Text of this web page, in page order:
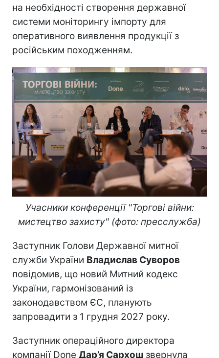
на необхідності створення державної
системи моніторингу імпорту для
оперативного виявлення продукції з
російським походженням.
Учасники конференції "Торгові війни:
мистецтво захисту" (фото: пресслужба)
Заступник Голови Державної митної
служби України Владислав Суворов
повідомив, що новий Митний кодекс
України, гармонізований із
законодавством ЄС, планують
запровадити з 1 грудня 2027 року.
Заступник операційного директора
компанії Done Дар’я Сархош звернула